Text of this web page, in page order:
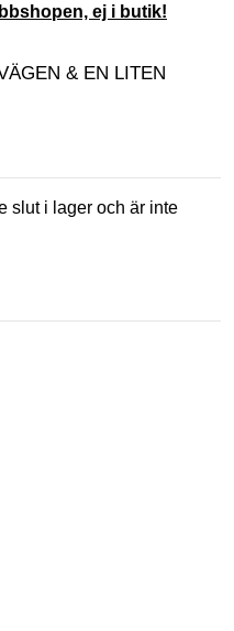
ej i butik!
& EN LITEN
slut i lager och är inte